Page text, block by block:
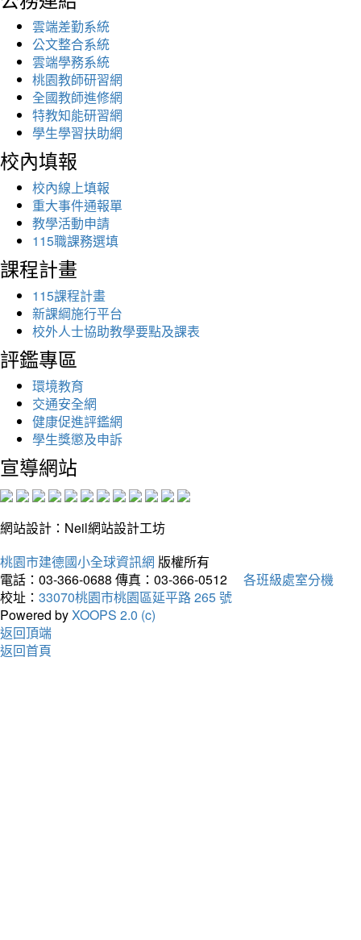
雲端差勤系統
公文整合系統
雲端學務系統
桃園教師研習網
全國教師進修網
特教知能研習網
學生學習扶助網
校內填報
校內線上填報
重大事件通報單
教學活動申請
115職課務選填
課程計畫
115課程計畫
新課綱施行平台
校外人士協助教學要點及課表
評鑑專區
環境教育
交通安全網
健康促進評鑑網
學生獎懲及申訴
宣導網站
網站設計：Neil網站設計工坊
桃園市建德國小全球資訊網 版權所有
電話：03-366-0688 傳真：03-366-0512
各班級處室分機
校址： 33070桃園市桃園區延平路 265 號
Powered byXOOPS 2.0 (c)
返回頂端
返回首頁